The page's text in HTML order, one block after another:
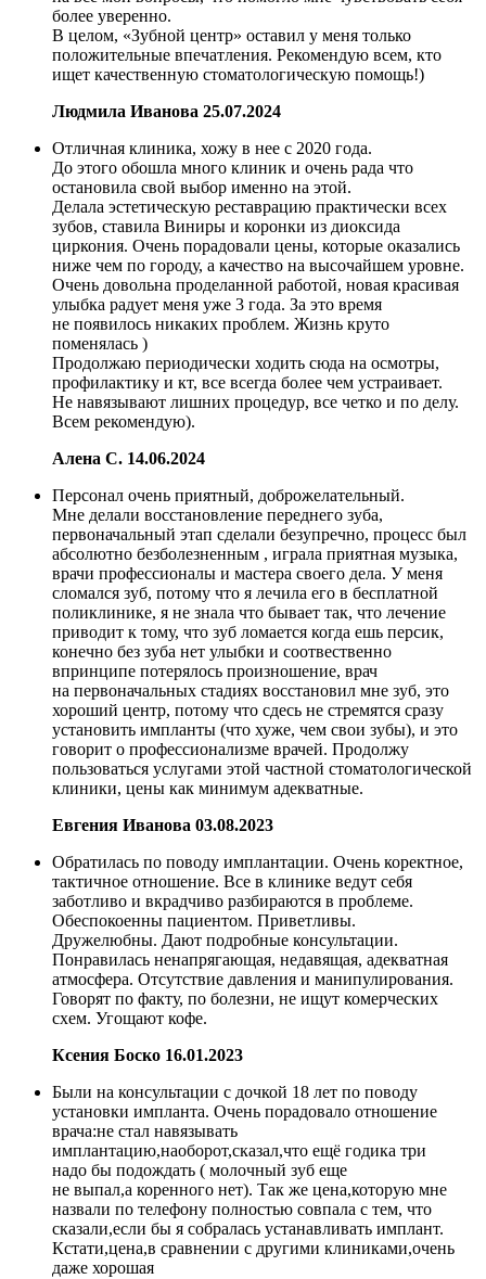
более уверенно.
В целом, «Зубной центр» оставил у меня только
положительные впечатления. Рекомендую всем, кто
ищет качественную стоматологическую помощь!)
Людмила Иванова 25.07.2024
Отличная клиника, хожу в нее с 2020 года.
До этого обошла много клиник и очень рада что
остановила свой выбор именно на этой.
Делала эстетическую реставрацию практически всех
зубов, ставила Виниры и коронки из диоксида
циркония. Очень порадовали цены, которые оказались
ниже чем по городу, а качество на высочайшем уровне.
Очень довольна проделанной работой, новая красивая
улыбка радует меня уже 3 года. За это время
не появилось никаких проблем. Жизнь круто
поменялась )
Продолжаю периодически ходить сюда на осмотры,
профилактику и кт, все всегда более чем устраивает.
Не навязывают лишних процедур, все четко и по делу.
Всем рекомендую).
Алена С. 14.06.2024
Персонал очень приятный, доброжелательный.
Мне делали восстановление переднего зуба,
первоначальный этап сделали безупречно, процесс был
абсолютно безболезненным , играла приятная музыка,
врачи профессионалы и мастера своего дела. У меня
сломался зуб, потому что я лечила его в бесплатной
поликлинике, я не знала что бывает так, что лечение
приводит к тому, что зуб ломается когда ешь персик,
конечно без зуба нет улыбки и соотвественно
впринципе потерялось произношение, врач
на первоначальных стадиях восстановил мне зуб, это
хороший центр, потому что сдесь не стремятся сразу
установить импланты (что хуже, чем свои зубы), и это
говорит о профессионализме врачей. Продолжу
пользоваться услугами этой частной стоматологической
клиники, цены как минимум адекватные.
Евгения Иванова 03.08.2023
Обратилась по поводу имплантации. Очень коректное,
тактичное отношение. Все в клинике ведут себя
заботливо и вкрадчиво разбираются в проблеме.
Обеспокоенны пациентом. Приветливы.
Дружелюбны. Дают подробные консультации.
Понравилась ненапрягающая, недавящая, адекватная
атмосфера. Отсутствие давления и манипулирования.
Говорят по факту, по болезни, не ищут комерческих
схем. Угощают кофе.
Ксения Боско 16.01.2023
Были на консультации с дочкой 18 лет по поводу
установки импланта. Очень порадовало отношение
врача:не стал навязывать
имплантацию,наоборот,сказал,что ещё годика три
надо бы подождать ( молочный зуб еще
не выпал,а коренного нет). Так же цена,которую мне
назвали по телефону полностью совпала с тем, что
сказали,если бы я собралась устанавливать имплант.
Кстати,цена,в сравнении с другими клиниками,очень
даже хорошая